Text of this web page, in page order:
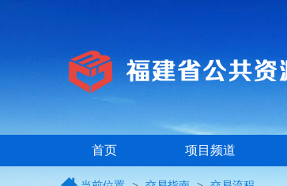
首页 项目频道